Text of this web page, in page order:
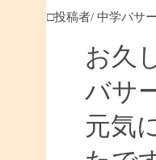
□投稿者/ 中学バサー
お久
バサ
元気